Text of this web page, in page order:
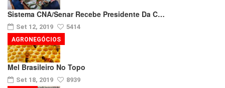
Sistema CNA/Senar Recebe Presidente Da C…
Set 12, 2019 5414
Mel Brasileiro No Topo
Set 18, 2019 8939
AGRONEGÓCIOS